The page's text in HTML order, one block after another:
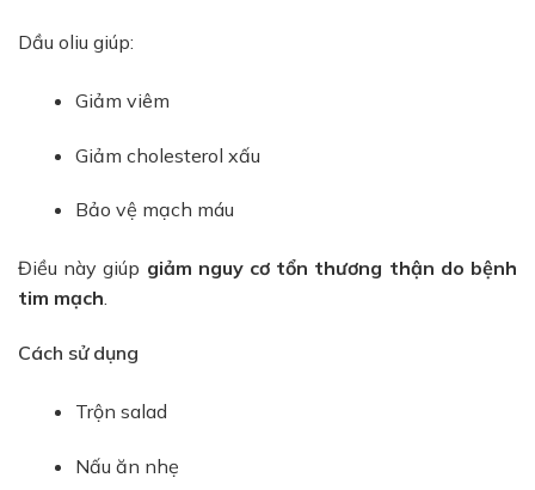
Dầu oliu giúp:
Giảm viêm
Giảm cholesterol xấu
Bảo vệ mạch máu
Điều này giúp giảm nguy cơ tổn thương thận do bệnh
tim mạch.
Cách sử dụng
Trộn salad
Nấu ăn nhẹ